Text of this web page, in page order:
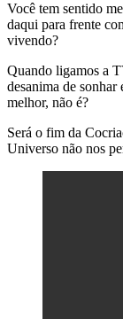
Você tem sentido
daqui para frente
vivendo?
Quando ligamos a
desanima de sonhar
melhor, não é?
Será o fim da
Universo não nos